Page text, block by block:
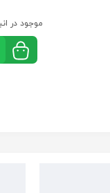
موجود در